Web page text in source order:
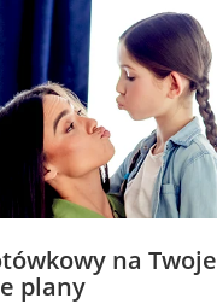
na Twoje
plany